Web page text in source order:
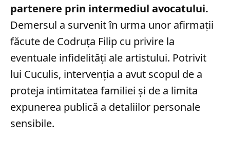
partenere prin intermediul avocatului.
Demersul a survenit în urma unor afirmații
făcute de Codruța Filip cu privire la
eventuale infidelități ale artistului. Potrivit
lui Cuculis, intervenția a avut scopul de a
proteja intimitatea familiei și de a limita
expunerea publică a detaliilor personale
sensibile.